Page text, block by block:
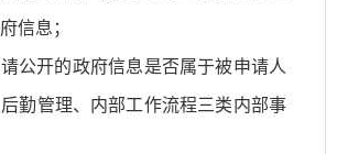
信息；
请公开的政府信息是否属于被申请人
勤管理、内部工作流程三类内部事